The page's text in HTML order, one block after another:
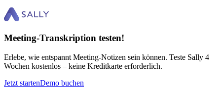
Meeting-Transkription testen!
Erlebe, wie entspannt Meeting-Notizen sein können. Teste Sally 4
Wochen kostenlos – keine Kreditkarte erforderlich.
Jetzt startenDemo buchen